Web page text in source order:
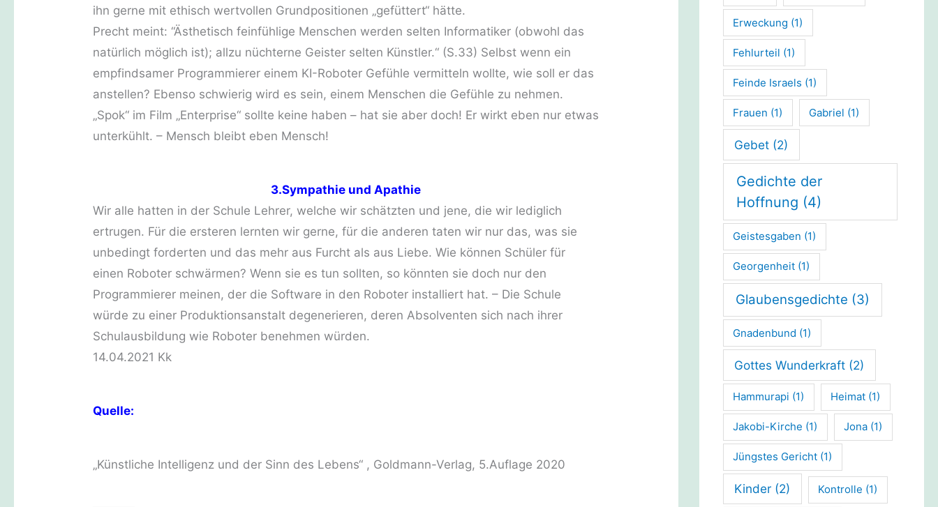
ihn gerne mit ethisch wertvollen Grundpositionen „gefüttert“ hätte.
Precht meint: “Ästhetisch feinfühlige Menschen werden selten Informatiker (obwohl das
natürlich möglich ist); allzu nüchterne Geister selten Künstler.“ (S.33) Selbst wenn ein
empfindsamer Programmierer einem KI-Roboter Gefühle vermitteln wollte, wie soll er das
anstellen? Ebenso schwierig wird es sein, einem Menschen die Gefühle zu nehmen.
„Spok“ im Film „Enterprise“ sollte keine haben – hat sie aber doch! Er wirkt eben nur etwas
unterkühlt. – Mensch bleibt eben Mensch!
3.Sympathie und Apathie
Wir alle hatten in der Schule Lehrer, welche wir schätzten und jene, die wir lediglich
ertrugen. Für die ersteren lernten wir gerne, für die anderen taten wir nur das, was sie
unbedingt forderten und das mehr aus Furcht als aus Liebe. Wie können Schüler für
einen Roboter schwärmen? Wenn sie es tun sollten, so könnten sie doch nur den
Programmierer meinen, der die Software in den Roboter installiert hat. – Die Schule
würde zu einer Produktionsanstalt degenerieren, deren Absolventen sich nach ihrer
Schulausbildung wie Roboter benehmen würden.
14.04.2021 Kk
Quelle:
„Künstliche Intelligenz und der Sinn des Lebens“ , Goldmann-Verlag, 5.Auflage 2020
Erweckung (1)
Fehlurteil (1)
Feinde Israels (1)
Frauen (1) Gabriel (1)
Gebet (2)
Gedichte der
Hoffnung (4)
Geistesgaben (1)
Georgenheit (1)
Glaubensgedichte (3)
Gnadenbund (1)
Gottes Wunderkraft (2)
Hammurapi (1) Heimat (1)
Jakobi-Kirche (1) Jona (1)
Jüngstes Gericht (1)
Kinder (2) Kontrolle (1)